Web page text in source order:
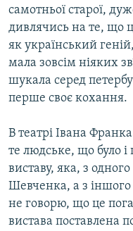
самотньої старої,
дивлячись на те, що
як український
мала зовсім ніяких
шукала серед
перше своє кохання.
В театрі Івана
те людське, що було
виставу, яка, з
Шевченка, а з
не говорю, що це
вистава поставлена